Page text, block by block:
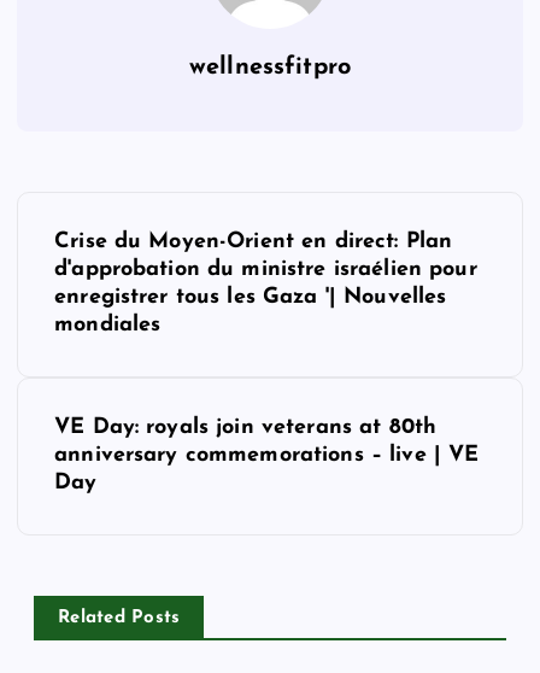
wellnessfitpro
Crise du Moyen-Orient en direct: Plan
d'approbation du ministre israélien pour
enregistrer tous les Gaza '| Nouvelles
mondiales
VE Day: royals join veterans at 80th
anniversary commemorations – live | VE
Day
Related Posts